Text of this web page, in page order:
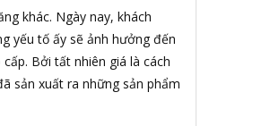
khác. Ngày nay, khách
yếu tố ấy sẽ ảnh hưởng đến
Bởi tất nhiên giá là cách
sản xuất ra những sản phẩm